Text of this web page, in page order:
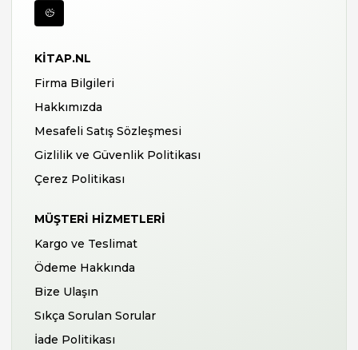
KITAP.NL
Firma Bilgileri
Hakkımızda
Mesafeli Satış Sözleşmesi
Gizlilik ve Güvenlik Politikası
Çerez Politikası
MÜŞTERI HIZMETLERI
Kargo ve Teslimat
Ödeme Hakkında
Bize Ulaşın
Sıkça Sorulan Sorular
İade Politikası